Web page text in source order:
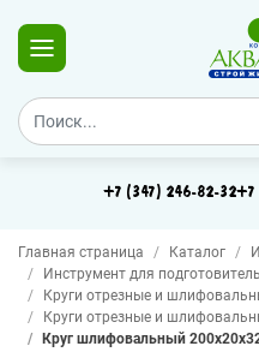
+7 (347) 246-82-32+7
Главная страница Каталог
Инструмент для
Круги отрезные и
Круги отрезные и
Круг шлифовальный